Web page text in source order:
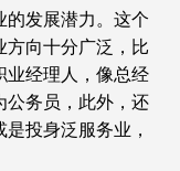
发展潜力。这个
向十分广泛，比
业经理人，像总经
公务员，此外，还
投身泛服务业，